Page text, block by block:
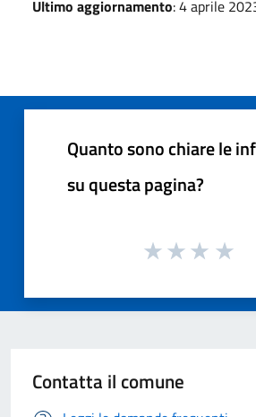
Ultimo aggiornamento: 4 aprile
Quanto sono chiare le
su questa pagina?
Contatta il comune